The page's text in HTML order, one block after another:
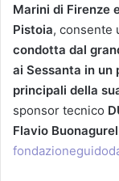
Marini di Firenze
Pistoia, consente
condotta dal
ai Sessanta in
principali della
sponsor tecnico
Flavio